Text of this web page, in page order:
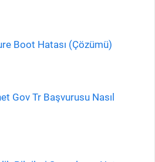
Boot Hatası (Çözümü)
Gov Tr Başvurusu Nasıl